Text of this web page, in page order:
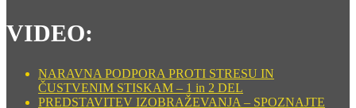
VIDEO:
NARAVNA PODPORA PROTI STRESU IN
ČUSTVENIM STISKAM – 1 in 2 DEL
PREDSTAVITEV IZOBRAŽEVANJA – SPOZNAJTE